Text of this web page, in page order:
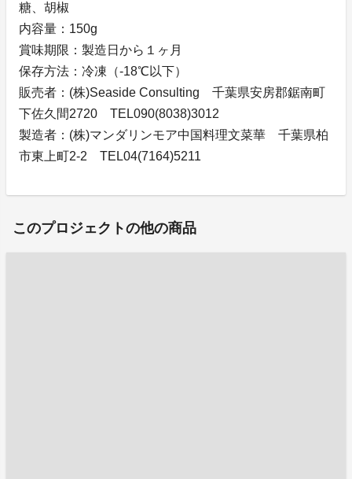
糖、胡椒
内容量：150g
賞味期限：製造日から１ヶ月
保存方法：冷凍（-18℃以下）
販売者：(株)Seaside Consulting 千葉県安房郡鋸南町
下佐久間2720 TEL090(8038)3012
製造者：(株)マンダリンモア 中国料理文菜華 千葉県柏
市東上町2-2 TEL04(7164)5211
このプロジェクトの他の商品